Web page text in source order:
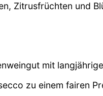
Zitrusfrüchten und
mit
zu einem fairen